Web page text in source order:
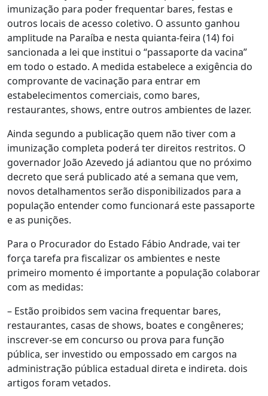
imunização para poder frequentar bares, festas e
outros locais de acesso coletivo. O assunto ganhou
amplitude na Paraíba e nesta quianta-feira (14) foi
sancionada a lei que institui o “passaporte da vacina”
em todo o estado. A medida estabelece a exigência do
comprovante de vacinação para entrar em
estabelecimentos comerciais, como bares,
restaurantes, shows, entre outros ambientes de lazer.
Ainda segundo a publicação quem não tiver com a
imunização completa poderá ter direitos restritos. O
governador João Azevedo já adiantou que no próximo
decreto que será publicado até a semana que vem,
novos detalhamentos serão disponibilizados para a
população entender como funcionará este passaporte
e as punições.
Para o Procurador do Estado Fábio Andrade, vai ter
força tarefa pra fiscalizar os ambientes e neste
primeiro momento é importante a população colaborar
com as medidas:
– Estão proibidos sem vacina frequentar bares,
restaurantes, casas de shows, boates e congêneres;
inscrever-se em concurso ou prova para função
pública, ser investido ou empossado em cargos na
administração pública estadual direta e indireta. dois
artigos foram vetados.